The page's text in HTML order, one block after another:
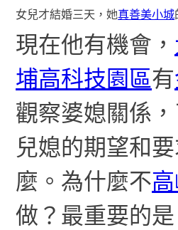
女兒才結婚三天，她真善美小城
現在他有機會，
埔高科技園區有
觀察婆媳關係
兒媳的期望和
麼。為什麼不
做？最重要的是